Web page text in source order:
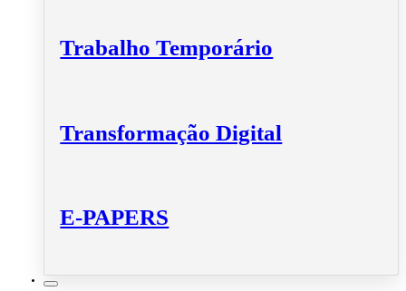
Trabalho Temporário
Transformação Digital
E-PAPERS